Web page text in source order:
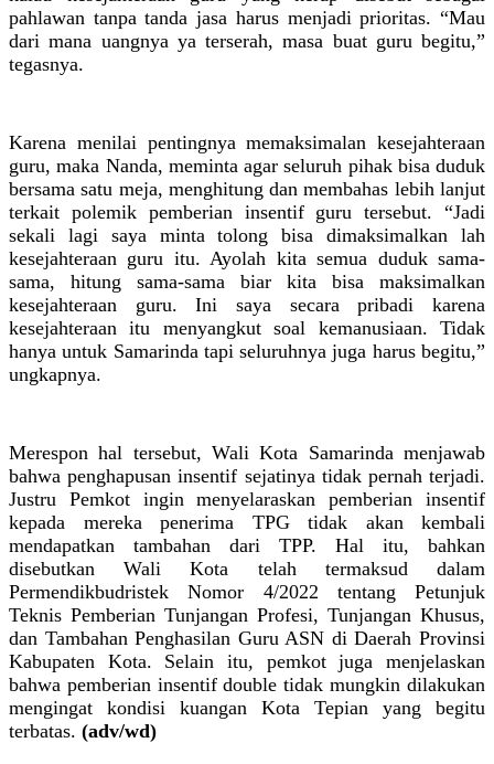
pahlawan tanpa tanda jasa harus menjadi prioritas. “Mau
dari mana uangnya ya terserah, masa buat guru begitu,”
tegasnya.
Karena menilai pentingnya memaksimalan kesejahteraan
guru, maka Nanda, meminta agar seluruh pihak bisa duduk
bersama satu meja, menghitung dan membahas lebih lanjut
terkait polemik pemberian insentif guru tersebut. “Jadi
sekali lagi saya minta tolong bisa dimaksimalkan lah
kesejahteraan guru itu. Ayolah kita semua duduk sama-
sama, hitung sama-sama biar kita bisa maksimalkan
kesejahteraan guru. Ini saya secara pribadi karena
kesejahteraan itu menyangkut soal kemanusiaan. Tidak
hanya untuk Samarinda tapi seluruhnya juga harus begitu,”
ungkapnya.
Merespon hal tersebut, Wali Kota Samarinda menjawab
bahwa penghapusan insentif sejatinya tidak pernah terjadi.
Justru Pemkot ingin menyelaraskan pemberian insentif
kepada mereka penerima TPG tidak akan kembali
mendapatkan tambahan dari TPP. Hal itu, bahkan
disebutkan Wali Kota telah termaksud dalam
Permendikbudristek Nomor 4/2022 tentang Petunjuk
Teknis Pemberian Tunjangan Profesi, Tunjangan Khusus,
dan Tambahan Penghasilan Guru ASN di Daerah Provinsi
Kabupaten Kota. Selain itu, pemkot juga menjelaskan
bahwa pemberian insentif double tidak mungkin dilakukan
mengingat kondisi kuangan Kota Tepian yang begitu
terbatas. (adv/wd)